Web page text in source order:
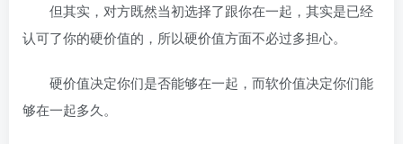
但其实，对方既然当初选择了跟你在一起，其实是已经
认可了你的硬价值的，所以硬价值方面不必过多担心。
硬价值决定你们是否能够在一起，而软价值决定你们能
够在一起多久。